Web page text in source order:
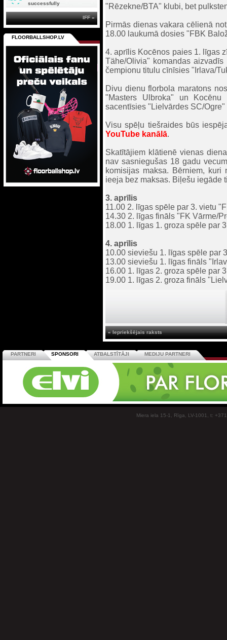
"Rēzekne/BTA" klubi, bet
Pirmās dienas vakara cēlienā
18.00 laukumā dosies "FBK
4. aprīlis Kocēnos paies 1. līgas
Tähe/Olivia" komandas
čempionu titulu cīnīsies "Irlava/
Divu dienu florbola maratons
"Masters Ulbroka" un
sacentīsies "Lielvārdes SC/
Visu spēļu tiešraides būs
YouTube kanālā.
Skatītājiem klātienē vienas
nav sasniegušas 18 gadu
komisijas maksa. Bērniem,
ieeja bez maksas. Biļešu
3. aprīlis
11.00 2. līgas spēle par 3. vietu
14.30 2. līgas fināls "FK Vārme/
18.00 1. līgas 1. groza spēle par
4. aprīlis
10.00 sieviešu 1. līgas spēle par
13.00 sieviešu 1. līgas fināls
16.00 1. līgas 2. groza spēle par
19.00 1. līgas 2. groza fināls
« Iepriekšējais raksts
successfully
IFF »
FLOORBALLSHOP.LV
PARTNERI SPONSORI ATBALSTĪTĀJI MEDIJU PARTNERI
Miera iela 15-1, Rīga, LV-1001, t: